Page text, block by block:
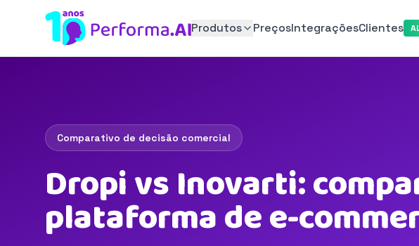
Produtos PreçosIntegraçõesClientes
Comparativo de decisão comercial
Dropi vs Inovarti:
plataforma de e-